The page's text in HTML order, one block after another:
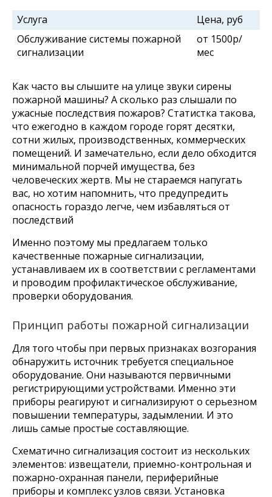
Услуга
Цена, руб
Обслуживание системы пожарной
сигнализации
от 1500р/
мес
Как часто вы слышите на улице звуки сирены
пожарной машины? А сколько раз слышали по
ужасные последствия пожаров? Статистка такова,
что ежегодно в каждом городе горят десятки,
сотни жилых, производственных, коммерческих
помещений. И замечательно, если дело обходится
минимальной порчей имущества, без
человеческих жертв. Мы не стараемся напугать
вас, но хотим напомнить, что предупредить
опасность гораздо легче, чем избавляться от
последствий
Именно поэтому мы предлагаем только
качественные пожарные сигнализации,
устанавливаем их в соответствии с регламентами
и проводим профилактическое обслуживание,
проверки оборудования.
Принцип работы пожарной сигнализации
Для того чтобы при первых признаках возгорания
обнаружить источник требуется специальное
оборудование. Они называются первичными
регистрирующими устройствами. Именно эти
приборы реагируют и сигнализируют о серьезном
повышении температуры, задымлении. И это
лишь самые простые составляющие.
Схематично сигнализация состоит из нескольких
элементов: извещатели, приемно-контрольная и
пожарно-охранная панели, периферийные
приборы и комплекс узлов связи. Установка